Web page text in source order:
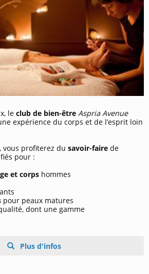
le club de bien-être Aspria Avenue
expérience du corps et de l’esprit loin
profiterez du savoir-faire de
pour :
et corps hommes
pour peaux matures
dont une gamme
Plus d'infos